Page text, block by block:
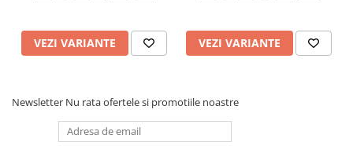
VEZI VARIANTE VEZI VARIANTE
Newsletter Nu rata ofertele si promotiile noastre